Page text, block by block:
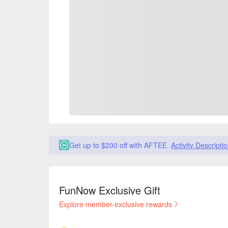
Get up to $200 off with AFTEE. Activity
FunNow Exclusive Gift
Explore member-exclusive rewards